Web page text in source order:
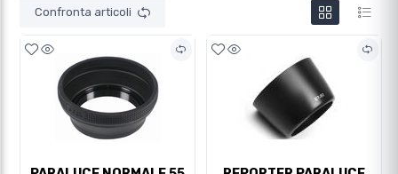
Confronta articoli